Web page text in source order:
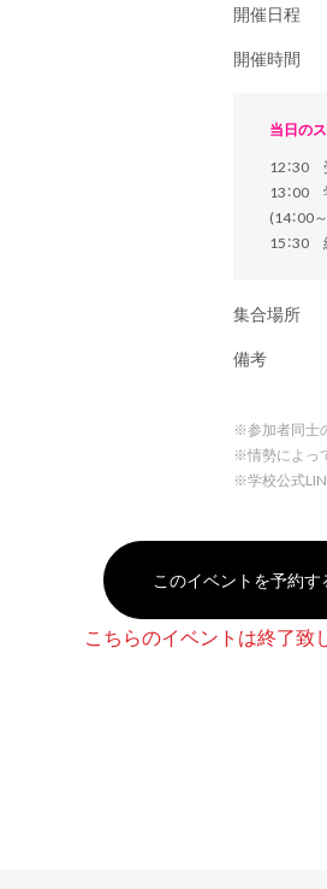
開催日程
開催時間
当日の
12：30
13：00
(14：00
15：30
集合場所
備考
※参加者同士
※情勢によっ
※学校公式
このイベントを予約す
こちらのイベントは終了致